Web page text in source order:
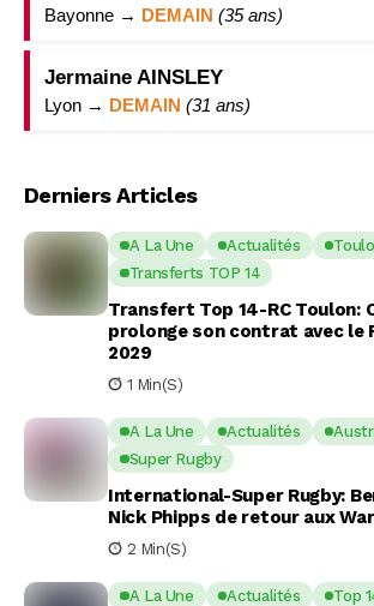
Bayonne → DEMAIN (35 ans)
Jermaine AINSLEY
Lyon → DEMAIN (31 ans)
Derniers Articles
A La Une Actualités
Transferts TOP 14
Transfert Top 14-RC Toulon:
prolonge son contrat avec le
2029
1 Min(s)
A La Une Actualités
Super Rugby
International-Super Rugby:
Nick Phipps de retour aux
2 Min(s)
A La Une Actualités Top